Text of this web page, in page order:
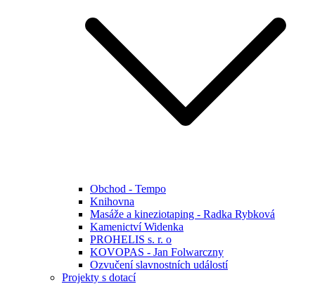
Obchod - Tempo
Knihovna
Masáže a kineziotaping - Radka Rybková
Kamenictví Widenka
PROHELIS s. r. o
KOVOPAS - Jan Folwarczny
Ozvučení slavnostních událostí
Projekty s dotací